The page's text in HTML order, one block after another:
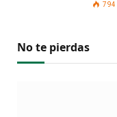
794
No te pierdas